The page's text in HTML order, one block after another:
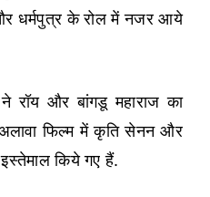
धर्मपुत्र के रोल में नजर आये
रॉय और बांगडू महाराज का
फिल्म में कृति सेनन और
किये गए हैं.